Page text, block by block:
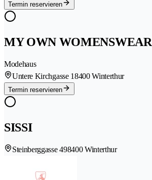
Termin reservieren
MY OWN WOMENSWEAR
Modehaus
Untere Kirchgasse 18400 Winterthur
Termin reservieren
SISSI
Steinberggasse 498400 Winterthur